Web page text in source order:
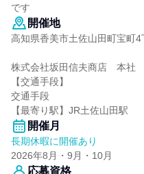
です
開催地
高知県香美市土佐山田町宝町
株式会社坂田信夫商店 本社
【交通手段】
交通手段
【最寄り駅】JR土佐山田駅
開催月
長期休暇に開催あり
2026年8月・9月・10月
応募資格